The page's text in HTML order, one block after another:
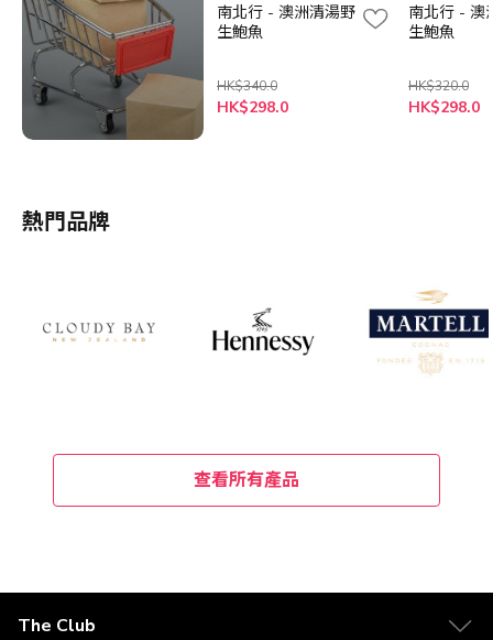
南北行 - 澳洲清湯野
生鮑魚
HK$340.0
HK$298.0
南北行 - 澳
生鮑魚
HK$320.0
HK$298.0
熱門品牌
查看所有產品
The Club